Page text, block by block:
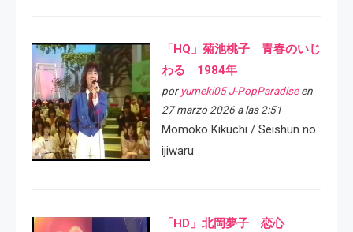
「HQ」菊池桃子 青春のいじ
わる 1984年
por yumeki05 J-PopParadiseen
27 marzo 2026 a las 2:51
Momoko Kikuchi / Seishun no
ijiwaru
「HD」北岡夢子 恋心